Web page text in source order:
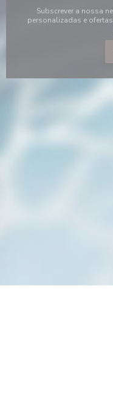
Subscrever a nossa
personalizadas e